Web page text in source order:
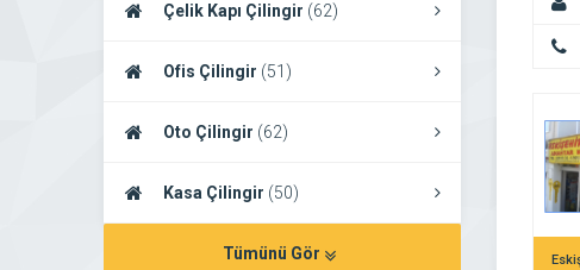
Çelik Kapı Çilingir (62)
Ofis Çilingir (51)
Oto Çilingir (62)
Kasa Çilingir (50)
Tümünü Gör